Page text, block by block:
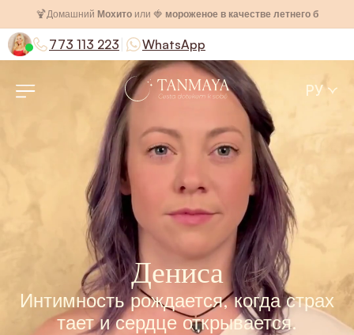
🍹Домашний Мохито или 🍓 мороженое в качестве летнего бонуса
773 113 223 WhatsApp
РУ
Дениса
Интимность рождается, когда страх
тает и сердце открывается.